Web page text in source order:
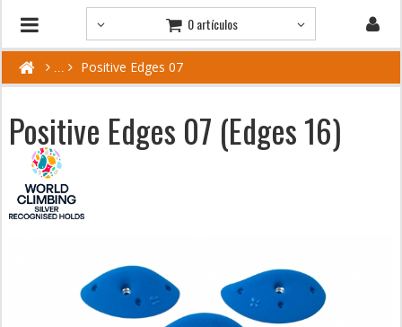
0 artículos
Positive Edges 07
Positive Edges 07 (Edges 16)